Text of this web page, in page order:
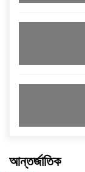
আন্তর্জাতিক